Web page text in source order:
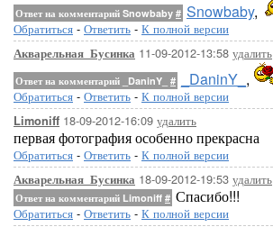
Ответ на комментарий Snowbaby # Snowbaby,
Обратиться - Ответить - К полной версии
Акварельная_Бусинка 11-09-2012-13:58 удалить
Ответ на комментарий _DaninY_ # _DaninY_ ,
Обратиться - Ответить - К полной версии
Limoniff 18-09-2012-16:09 удалить
первая фотография особенно прекрасна
Обратиться - Ответить - К полной версии
Акварельная_Бусинка 18-09-2012-19:53 удалить
Ответ на комментарий Limoniff # Спасибо!!!
Обратиться - Ответить - К полной версии